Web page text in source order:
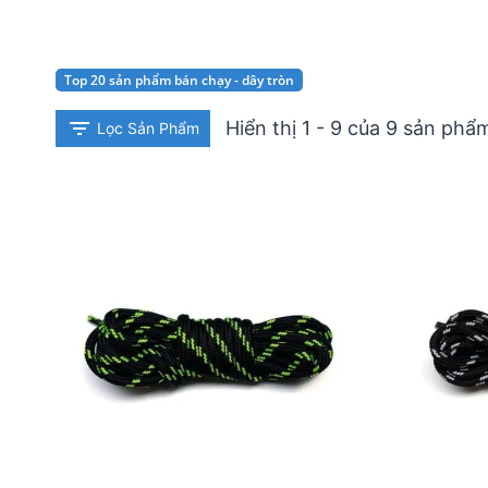
Top 20 sản phẩm bán chạy - dây tròn
Lọc Sản Phẩm Hiển thị 1 - 9 của 9 sản